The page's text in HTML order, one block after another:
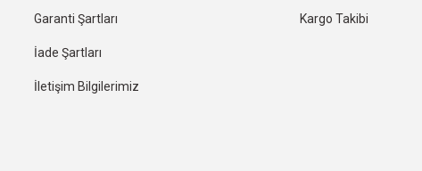
Garanti Şartları
İade Şartları
İletişim Bilgilerimiz
Kargo Takibi